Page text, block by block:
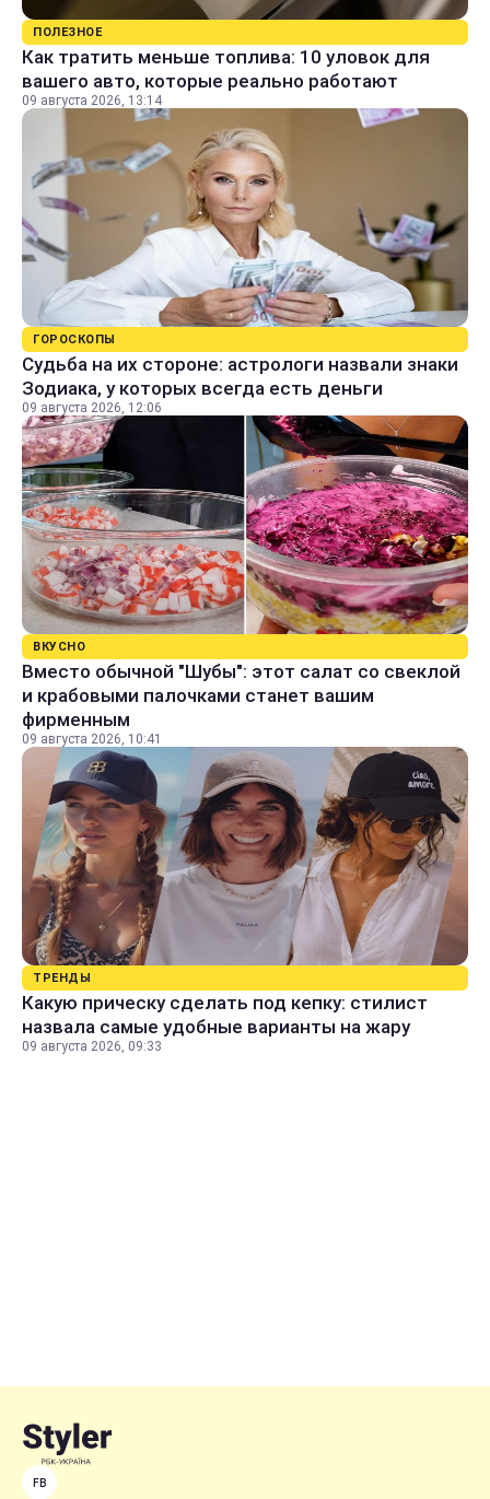
ПОЛЕЗНОЕ
Как тратить меньше топлива: 10 уловок для
вашего авто, которые реально работают
09 августа 2026, 13:14
ГОРОСКОПЫ
Судьба на их стороне: астрологи назвали знаки
Зодиака, у которых всегда есть деньги
09 августа 2026, 12:06
ВКУСНО
Вместо обычной "Шубы": этот салат со свеклой
и крабовыми палочками станет вашим
фирменным
09 августа 2026, 10:41
ТРЕНДЫ
Какую прическу сделать под кепку: стилист
назвала самые удобные варианты на жару
09 августа 2026, 09:33
FB